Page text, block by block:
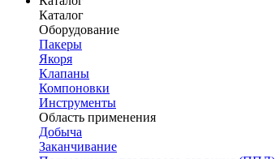
Каталог
Оборудование
Пакеры
Якоря
Клапаны
Компоновки
Инструменты
Область применения
Добыча
Заканчивание